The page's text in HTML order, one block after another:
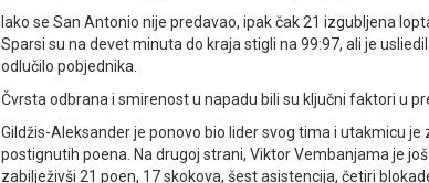
Iako se San Antonio nije predavao, ipak čak 21 izgubljena
Sparsi su na devet minuta do kraja stigli na 99:97, ali je
odlučilo pobjednika.
Čvrsta odbrana i smirenost u napadu bili su ključni faktori u
Gildžis-Aleksander je ponovo bio lider svog tima i utakmicu je
postignutih poena. Na drugoj strani, Viktor Vembanjama je
zabilježivši 21 poen, 17 skokova, šest asistencija, četiri